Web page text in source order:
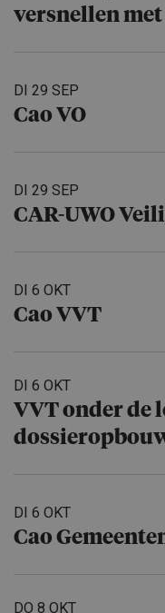
versnellen
DI 29 SEP
Cao VO
DI 29 SEP
CAR-UWO
DI 6 OKT
Cao VVT
DI 6 OKT
VVT onder de
DI 6 OKT
Cao
DO 8 OKT